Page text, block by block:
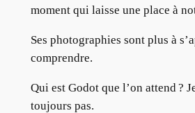
moment qui laisse une place à
Ses photographies sont plus à
comprendre.
Qui est Godot que l’on attend ?
toujours pas.